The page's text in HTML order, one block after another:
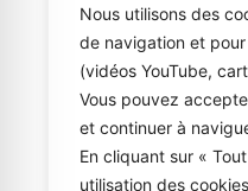
Nous utilisons des
de navigation et
(vidéos YouTube,
Vous pouvez
et continuer à
En cliquant sur «
utilisation des